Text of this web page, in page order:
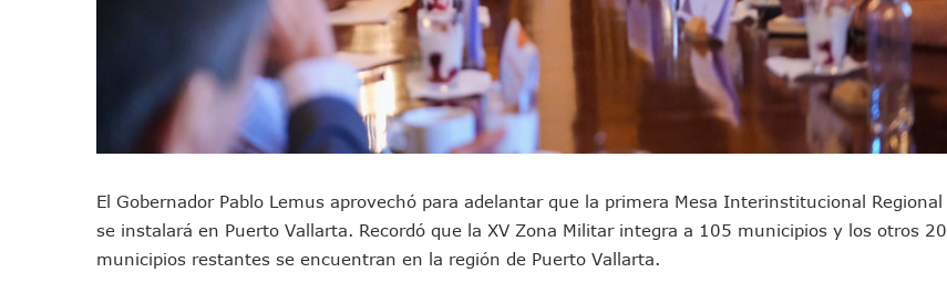
“El Mayo” Zambada Es Condenado A Morir En Prisión En Estados Unidos
Orgullo Vallartense: Zhoemí Luévanos Competirá En El Panamericano De Esgrima
Brigada Forense Brindará Atención A Familias De Personas Desaparecidas En Tapalpa
Vecinos De Vallarta 500 Exponen Queja De Vialidades A Juan Carlos Castro
Pelea De Extranjera Durante Función De “La Odisea” En Puerto Vallarta Se Vuelve Viral
Llegan Camiones “oruga” A Puerto Vallarta Con Capacidad Para 130 Pasajeros C/u
Coordinan Operativo Para Las Tradicionales Paseadas 2026 De Las Palmas
Monzón Mexicano Causará Lluvias Muy Fuertes En Jalisco Y Otros Estados
El Gobernador Pablo Lemus aprovechó para adelantar que la primera Mesa Interinstitucional Regional
se instalará en Puerto Vallarta. Recordó que la XV Zona Militar integra a 105 municipios y los otros 20
municipios restantes se encuentran en la región de Puerto Vallarta.